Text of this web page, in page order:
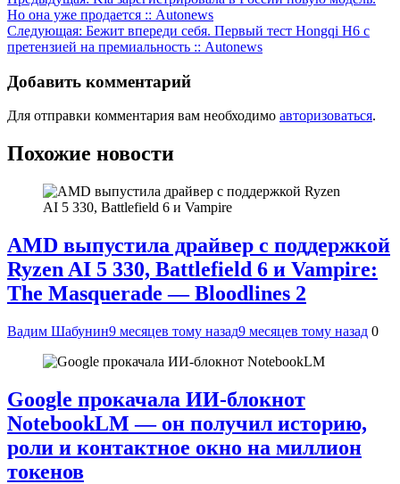
Но она уже продается :: Autonews
Следующая: Бежит впереди себя. Первый тест Hongqi H6 с
претензией на премиальность :: Autonews
Добавить комментарий
Для отправки комментария вам необходимо авторизоваться.
Похожие новости
AMD выпустила драйвер с поддержкой
Ryzen AI 5 330, Battlefield 6 и Vampire:
The Masquerade — Bloodlines 2
Вадим Шабунин9 месяцев тому назад9 месяцев тому назад 0
Google прокачала ИИ-блокнот
NotebookLM — он получил историю,
роли и контактное окно на миллион
токенов